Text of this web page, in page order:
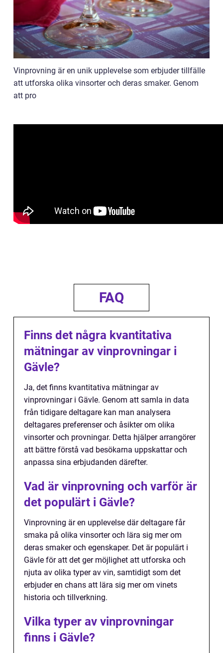
Vinprovning är en unik upplevelse som erbjuder tillfälle
att utforska olika vinsorter och deras smaker. Genom
att pro
FAQ
Finns det några kvantitativa
mätningar av vinprovningar i
Gävle?
Ja, det finns kvantitativa mätningar av
vinprovningar i Gävle. Genom att samla in data
från tidigare deltagare kan man analysera
deltagares preferenser och åsikter om olika
vinsorter och provningar. Detta hjälper arrangörer
att bättre förstå vad besökarna uppskattar och
anpassa sina erbjudanden därefter.
Vad är vinprovning och varför är
det populärt i Gävle?
Vinprovning är en upplevelse där deltagare får
smaka på olika vinsorter och lära sig mer om
deras smaker och egenskaper. Det är populärt i
Gävle för att det ger möjlighet att utforska och
njuta av olika typer av vin, samtidigt som det
erbjuder en chans att lära sig mer om vinets
historia och tillverkning.
Vilka typer av vinprovningar
finns i Gävle?